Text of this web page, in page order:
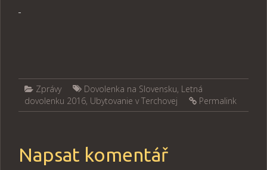
Zprávy Dovolenka na Slovensku, Letná
dovolenku 2016, Ubytovanie v Terchovej Permalink
Napsat komentář